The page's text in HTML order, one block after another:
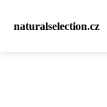
naturalselection.cz